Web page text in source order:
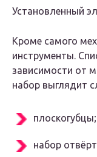
Установленный
Кроме самого
инструменты.
зависимости от
набор выглядит
плоскогубцы;
набор